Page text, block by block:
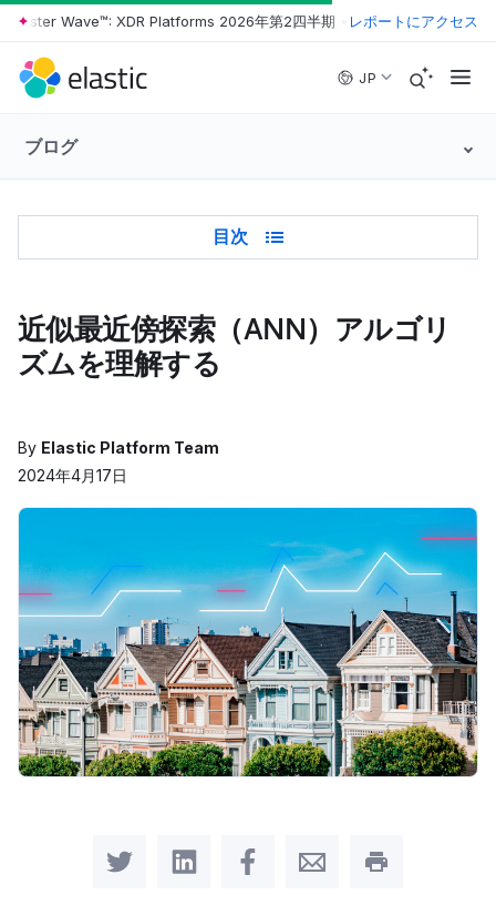
Skip to main content
Wave™: XDR Platforms 2026年第2四半期 • The Forrester Wave™:
レポートにアクセス
JP
ブログ
Table of Contents
目次
近似最近傍探索（ANN）アルゴリ
ズムを理解する
By Elastic Platform Team
2024年4月17日
Share on TwitterShare on LinkedIn
Share on Facebook
Share by Email
Print this